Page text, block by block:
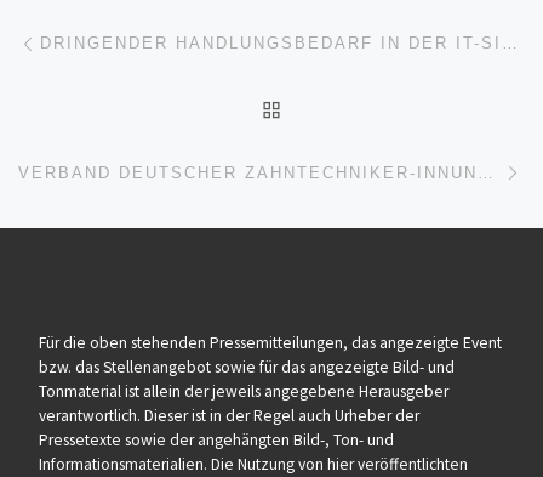
Beitragsnavigation
Für die oben stehenden Pressemitteilungen, das angezeigte Event
bzw. das Stellenangebot sowie für das angezeigte Bild- und
Tonmaterial ist allein der jeweils angegebene Herausgeber
verantwortlich. Dieser ist in der Regel auch Urheber der
Pressetexte sowie der angehängten Bild-, Ton- und
Informationsmaterialien. Die Nutzung von hier veröffentlichten